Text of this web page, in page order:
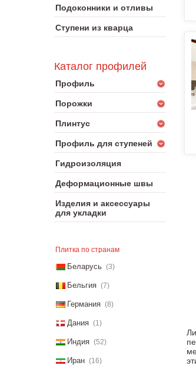
Подоконники и отливы
Ступени из кварца
Каталог профилей
Профиль
Порожки
Плинтус
Профиль для ступеней
Гидроизоляция
Деформационные швы
Изделия и аксессуары
для укладки
Плитка по странам
Беларусь (3)
Бельгия (7)
Германия (8)
Дания (1)
Индия (52)
Иран (16)